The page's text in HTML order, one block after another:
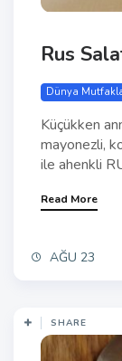
Rus
Dünya
Küçükken
mayonezli,
ile ahenkli
Read More
AĞU 23
SHARE